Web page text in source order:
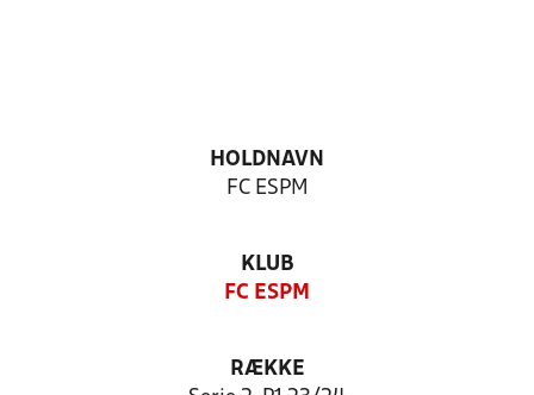
HOLDNAVN
FC ESPM
KLUB
FC ESPM
RÆKKE